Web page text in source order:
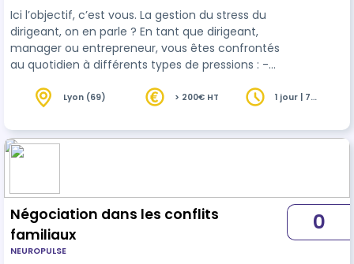
Ici l’objectif, c’est vous. La gestion du stress du
dirigeant, on en parle ? En tant que dirigeant,
manager ou entrepreneur, vous êtes confrontés
au quotidien à différents types de pressions : -
partenaires et parfois même de vous-même ; -
demandent de garder votre sang-froid ; - Le
stress, qui peut s’accumuler sans avoir toujours le
Lyon (69) > 200€ HT
1 jour | 7
Négociation dans les conflits
familiaux
NEUROPULSE
0